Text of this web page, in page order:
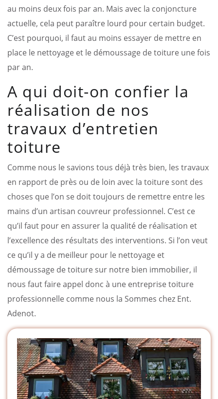
au moins deux fois par an. Mais avec la conjoncture
actuelle, cela peut paraître lourd pour certain budget.
C’est pourquoi, il faut au moins essayer de mettre en
place le nettoyage et le démoussage de toiture une fois
par an.
A qui doit-on confier la
réalisation de nos
travaux d’entretien
toiture
Comme nous le savions tous déjà très bien, les travaux
en rapport de près ou de loin avec la toiture sont des
choses que l’on se doit toujours de remettre entre les
mains d’un artisan couvreur professionnel. C’est ce
qu’il faut pour en assurer la qualité de réalisation et
l’excellence des résultats des interventions. Si l’on veut
ce qu’il y a de meilleur pour le nettoyage et
démoussage de toiture sur notre bien immobilier, il
nous faut faire appel donc à une entreprise toiture
professionnelle comme nous la Sommes chez Ent.
Adenot.